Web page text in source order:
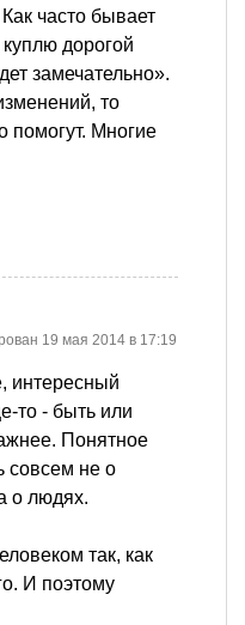
часто бывает
дорогой
замечательно».
то
помогут. Многие
19 мая 2014 в 17:19
интересный
то - быть или
Понятное
совсем не о
о людях.
так, как
И поэтому